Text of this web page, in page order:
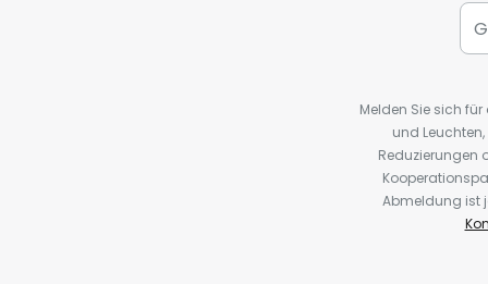
Melden Sie sich
und
Reduzierungen
Abmeldung ist